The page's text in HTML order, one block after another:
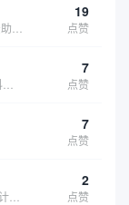
19
点赞
7
点赞
7
点赞
2
点赞